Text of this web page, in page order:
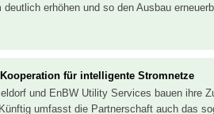
erhöhen und so den Ausbau
für intelligente Stromnetze
und EnBW Utility Services bauen ihre
umfasst die Partnerschaft auch das